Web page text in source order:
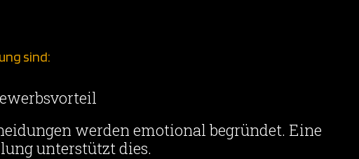
sind:
werden emotional begründet. Eine
unterstützt dies.